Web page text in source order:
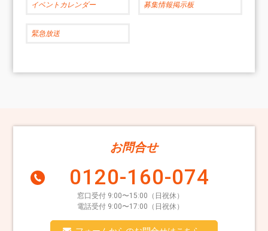
イベントカレンダー 募集情報掲示板
緊急放送
お問合せ
0120-160-074
窓口受付 9:00〜15:00（日祝休）
電話受付 9:00〜17:00（日祝休）